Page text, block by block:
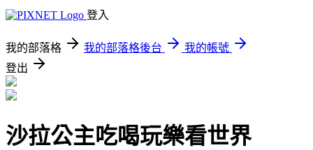
登入
我的部落格 我的部落格後台
我的帳號
登出
沙拉公主吃喝玩樂看世界